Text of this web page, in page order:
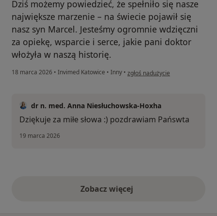
Dziś możemy powiedzieć, że spełniło się nasze
największe marzenie – na świecie pojawił się
nasz syn Marcel. Jesteśmy ogromnie wdzięczni
za opiekę, wsparcie i serce, jakie pani doktor
włożyła w naszą historię.
18 marca 2026 • Invimed Katowice • Inny • w opinii użytkownika Natalia
zgłoś nadużycie
dr n. med. Anna Niesłuchowska-Hoxha
Dziękuje za miłe słowa :) pozdrawiam Pańswta
19 marca 2026
Zobacz więcejopinie powyżej